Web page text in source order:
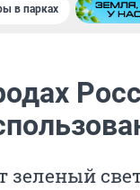
в парках
зеленый